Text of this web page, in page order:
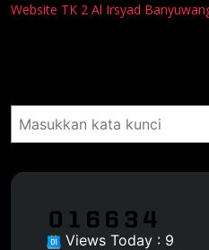
Website TK 2 Al Irsyad
Views Today : 9